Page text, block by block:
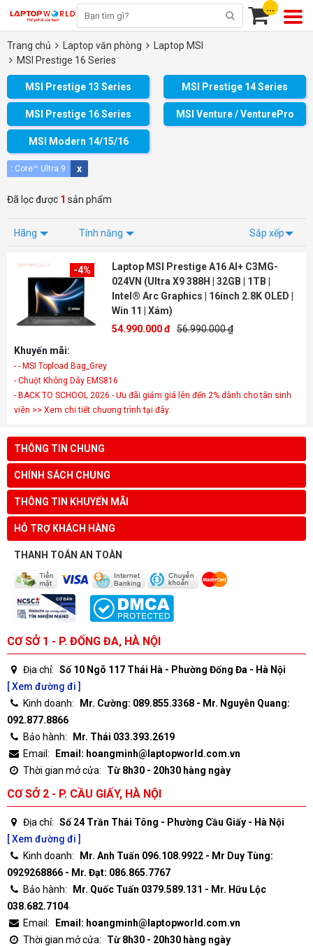
...
Trang chủ Laptop văn phòng
Laptop MSI
MSI Prestige 16 Series
MSI Prestige 13 Series MSI Prestige 14 Series
MSI Prestige 16 Series MSI Venture / VenturePro
MSI Modern 14/15/16
: Core™ Ultra 9 x
Đã lọc được 1 sản phẩm
Hãng Tính năng Sắp xếp
-4%
Laptop MSI Prestige A16 AI+ C3MG-
024VN (Ultra X9 388H | 32GB | 1TB |
Intel® Arc Graphics | 16inch 2.8K OLED |
Win 11 | Xám)
54.990.000 đ 56.990.000 ₫
Khuyến mãi:
- - MSI Topload Bag_Grey
- Chuột Không Dây EMS816
- BACK TO SCHOOL 2026 - Ưu đãi giảm giá lên đến 2% dành cho tân sinh
viên >> Xem chi tiết chương trình tại đây.
THÔNG TIN CHUNG
CHÍNH SÁCH CHUNG
THÔNG TIN KHUYẾN MÃI
HỖ TRỢ KHÁCH HÀNG
THANH TOÁN AN TOÀN
CƠ SỞ 1 - P. ĐỐNG ĐA, HÀ NỘI
Địa chỉ: Số 10 Ngõ 117 Thái Hà - Phường Đống Đa - Hà Nội
[ Xem đường đi ]
Kinh doanh:
Mr. Cường: 089.855.3368 - Mr. Nguyễn Quang:
092.877.8866
Bảo hành:
Mr. Thái 033.393.2619
Email:
Email: hoangminh@laptopworld.com.vn
Thời gian mở cửa:
Từ 8h30 - 20h30 hàng ngày
CƠ SỞ 2 - P. CẦU GIẤY, HÀ NỘI
Địa chỉ: Số 24 Trần Thái Tông - Phường Cầu Giấy - Hà Nội
[ Xem đường đi ]
Kinh doanh:
Mr. Anh Tuấn 096.108.9922 - Mr Duy Tùng:
0929268866 - Mr. Đạt: 086.865.7767
Bảo hành:
Mr. Quốc Tuấn 0379.589.131 - Mr. Hữu Lộc
038.682.7104
Email:
Email: hoangminh@laptopworld.com.vn
Thời gian mở cửa:
Từ 8h30 - 20h30 hàng ngày